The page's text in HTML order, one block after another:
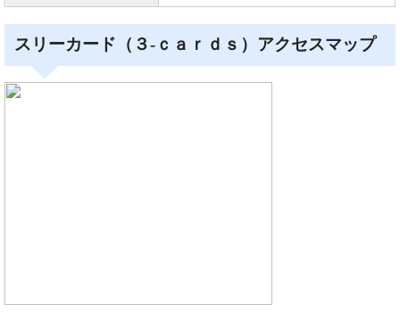
スリーカード（３‐ｃａｒｄｓ）アクセスマップ